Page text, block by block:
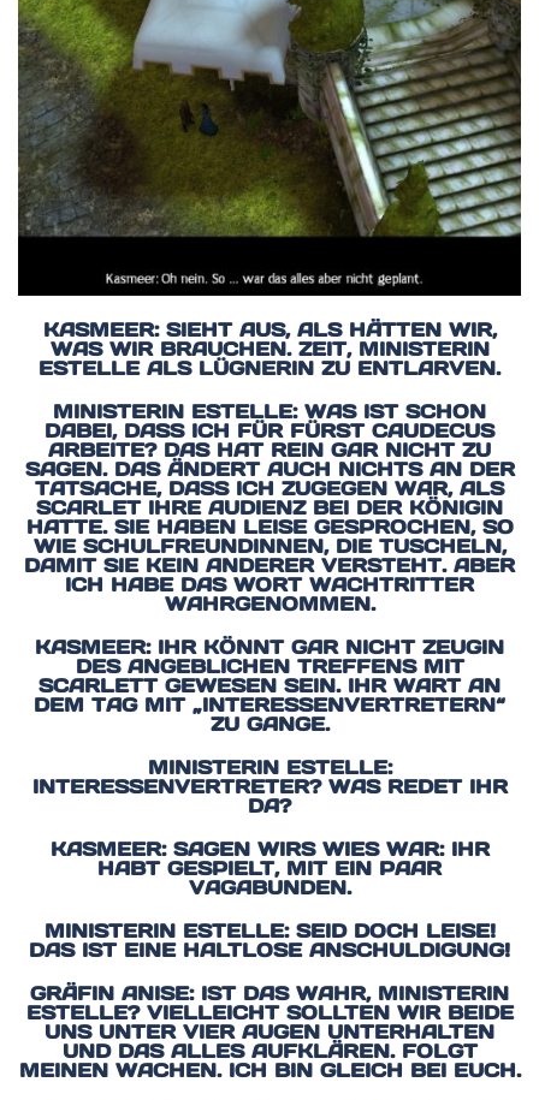
KASMEER: SIEHT AUS, ALS HÄTTEN WIR,
WAS WIR BRAUCHEN. ZEIT, MINISTERIN
ESTELLE ALS LÜGNERIN ZU ENTLARVEN.
MINISTERIN ESTELLE: WAS IST SCHON
DABEI, DASS ICH FÜR FÜRST CAUDECUS
ARBEITE? DAS HAT REIN GAR NICHT ZU
SAGEN. DAS ÄNDERT AUCH NICHTS AN DER
TATSACHE, DASS ICH ZUGEGEN WAR, ALS
SCARLET IHRE AUDIENZ BEI DER KÖNIGIN
HATTE. SIE HABEN LEISE GESPROCHEN, SO
WIE SCHULFREUNDINNEN, DIE TUSCHELN,
DAMIT SIE KEIN ANDERER VERSTEHT. ABER
ICH HABE DAS WORT WACHTRITTER
WAHRGENOMMEN.
KASMEER: IHR KÖNNT GAR NICHT ZEUGIN
DES ANGEBLICHEN TREFFENS MIT
SCARLETT GEWESEN SEIN. IHR WART AN
DEM TAG MIT „INTERESSENVERTRETERN“
ZU GANGE.
MINISTERIN ESTELLE:
INTERESSENVERTRETER? WAS REDET IHR
DA?
KASMEER: SAGEN WIRS WIES WAR: IHR
HABT GESPIELT, MIT EIN PAAR
VAGABUNDEN.
MINISTERIN ESTELLE: SEID DOCH LEISE!
DAS IST EINE HALTLOSE ANSCHULDIGUNG!
GRÄFIN ANISE: IST DAS WAHR, MINISTERIN
ESTELLE? VIELLEICHT SOLLTEN WIR BEIDE
UNS UNTER VIER AUGEN UNTERHALTEN
UND DAS ALLES AUFKLÄREN. FOLGT
MEINEN WACHEN. ICH BIN GLEICH BEI EUCH.